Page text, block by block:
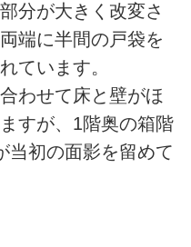
分が大きく改変さ
端に半間の戸袋を
ています。
わせて床と壁がほ
すが、1階奥の箱階
当初の面影を留めて